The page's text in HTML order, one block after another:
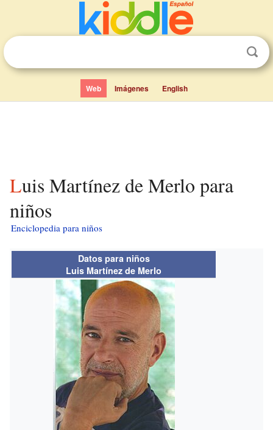
Web Imágenes English
Luis Martínez de Merlo para
niños
Enciclopedia para niños
Datos para niños
Luis Martínez de Merlo